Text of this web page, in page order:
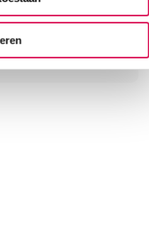
Contactformulier